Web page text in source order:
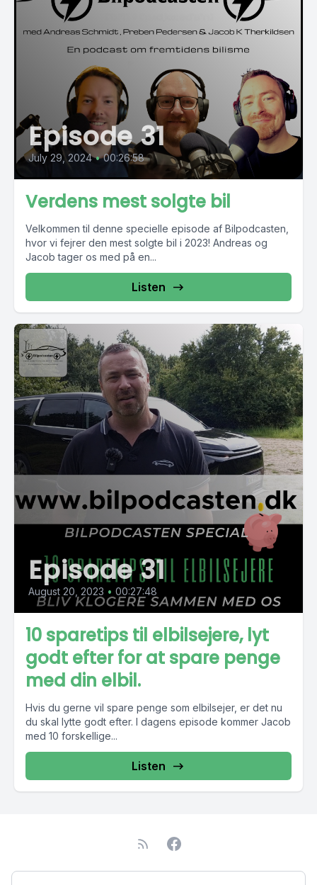
Episode 31
July 29, 2024 • 00:26:58
Verdens mest solgte bil
Velkommen til denne specielle episode af Bilpodcasten,
hvor vi fejrer den mest solgte bil i 2023! Andreas og
Jacob tager os med på en...
Listen
Episode 31
August 20, 2023 • 00:27:48
10 sparetips til elbilsejere, lyt
godt efter for at spare penge
med din elbil.
Hvis du gerne vil spare penge som elbilsejer, er det nu
du skal lytte godt efter. I dagens episode kommer Jacob
med 10 forskellige...
Listen